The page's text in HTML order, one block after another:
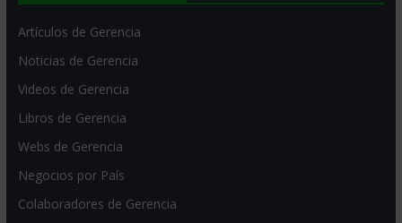
Artículos de Gerencia
Noticias de Gerencia
Videos de Gerencia
Libros de Gerencia
Webs de Gerencia
Negocios por País
Colaboradores de Gerencia